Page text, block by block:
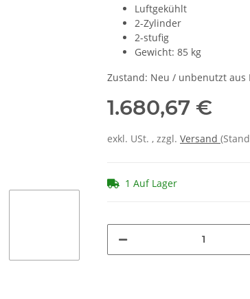
Luftgekühlt
2-Zylinder
2-stufig
Gewicht: 85 kg
Zustand: Neu / unbenutzt aus
1.680,67 €
exkl. USt. , zzgl. Versand
1 Auf Lager